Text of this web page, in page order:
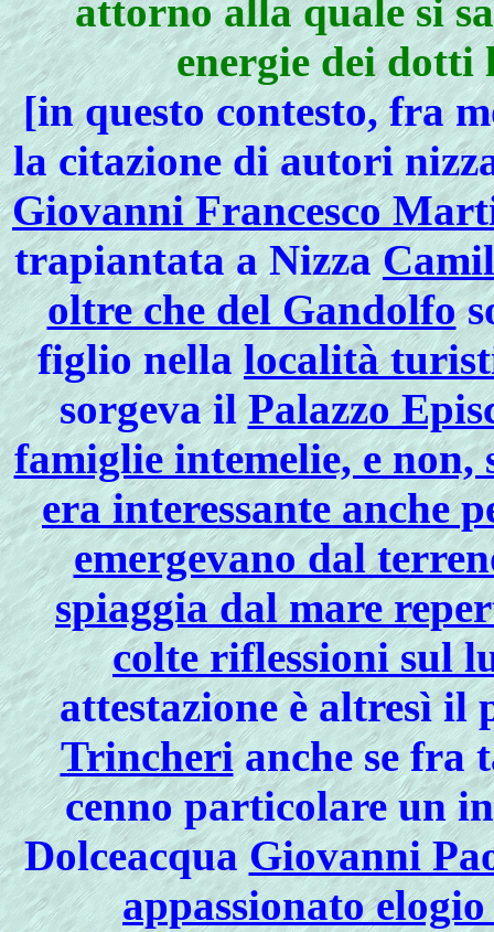
attorno alla quale si
energie dei dotti
[in questo contesto, fra
la citazione di autori
Giovanni Francesco
trapiantata a Nizza
oltre che del Gandolfo
figlio nellalocalità
sorgeva ilPalazzo
famiglie intemelie, e
era interessante anche
emergevano dal
spiaggia dal mare
colte riflessioni sul
attestazione è altresì il
Trincherianche se fra
cenno particolare un
DolceacquaGiovanni
appassionato